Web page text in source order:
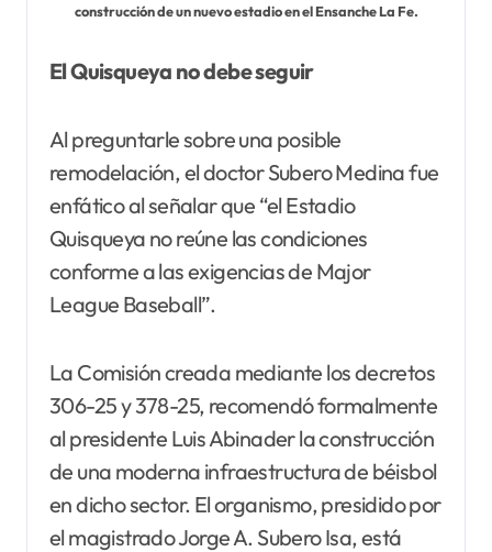
construcción de un nuevo estadio en el Ensanche La Fe.
El Quisqueya no debe seguir
Al preguntarle sobre una posible
remodelación, el doctor Subero Medina fue
enfático al señalar que “el Estadio
Quisqueya no reúne las condiciones
conforme a las exigencias de Major
League Baseball”.
La Comisión creada mediante los decretos
306-25 y 378-25, recomendó formalmente
al presidente Luis Abinader la construcción
de una moderna infraestructura de béisbol
en dicho sector. El organismo, presidido por
el magistrado Jorge A. Subero Isa, está